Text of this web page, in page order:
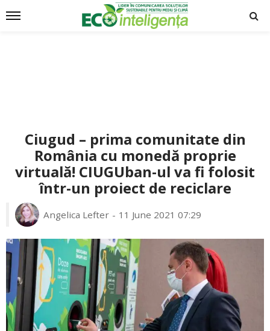
Ciugud – prima comunitate din
România cu monedă proprie
virtuală! CIUGUban-ul va fi folosit
într-un proiect de reciclare
Angelica Lefter 11 June 2021 07:29